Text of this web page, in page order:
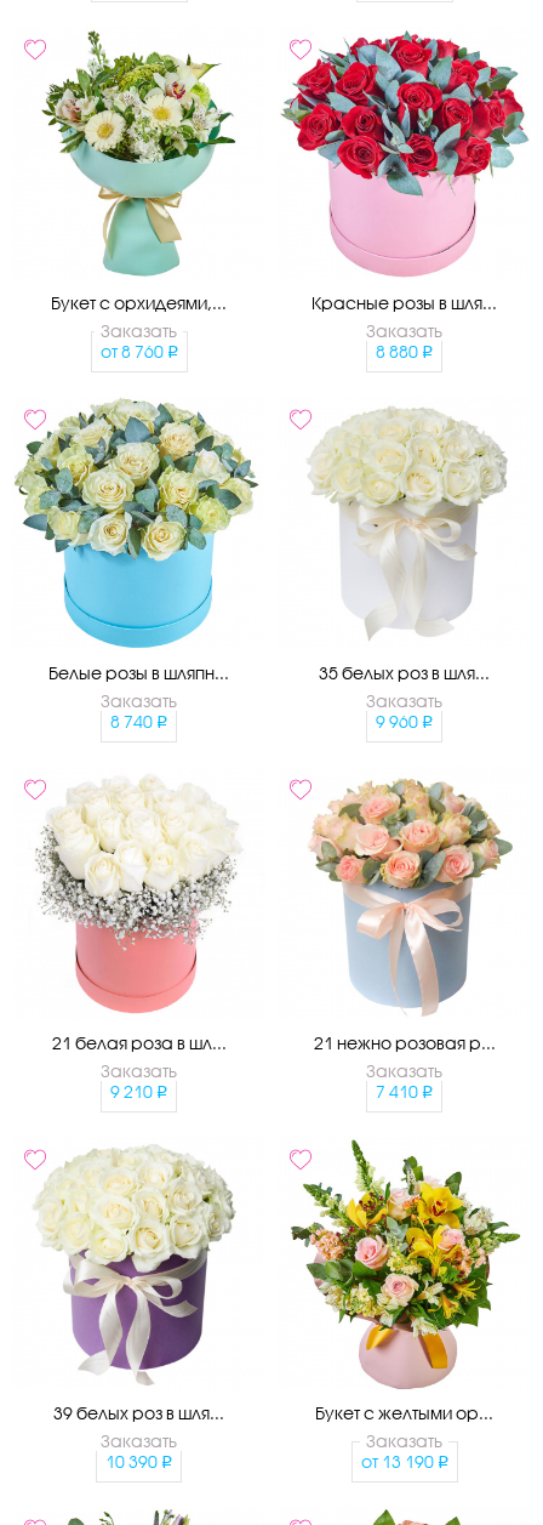
Букет с орхидеями,...
Заказать
от 8 760
Красные розы в шля...
Заказать
8 880
Белые розы в шляпн...
Заказать
8 740
35 белых роз в шля...
Заказать
9 960
21 белая роза в шл...
Заказать
9 210
21 нежно розовая р...
Заказать
7 410
39 белых роз в шля...
Заказать
10 390
Букет с желтыми ор...
Заказать
от 13 190